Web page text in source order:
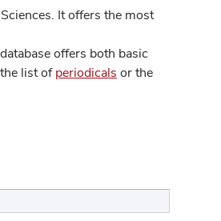
It offers the most
offers both basic
list ofperiodicals or the